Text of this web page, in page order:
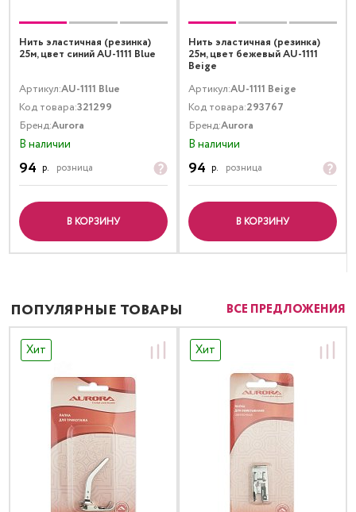
Нить эластичная (резинка)
25м, цвет синий AU-1111 Blue
Артикул:AU-1111 Blue
Код товара:321299
Бренд:Aurora
В наличии
94 р. розница
В КОРЗИНУ
Нить эластичная (резинка)
25м, цвет бежевый AU-1111
Beige
Артикул:AU-1111 Beige
Код товара:293767
Бренд:Aurora
В наличии
94 р. розница
В КОРЗИНУ
ПОПУЛЯРНЫЕ ТОВАРЫ ВСЕ ПРЕДЛОЖЕНИЯ
Хит Хит